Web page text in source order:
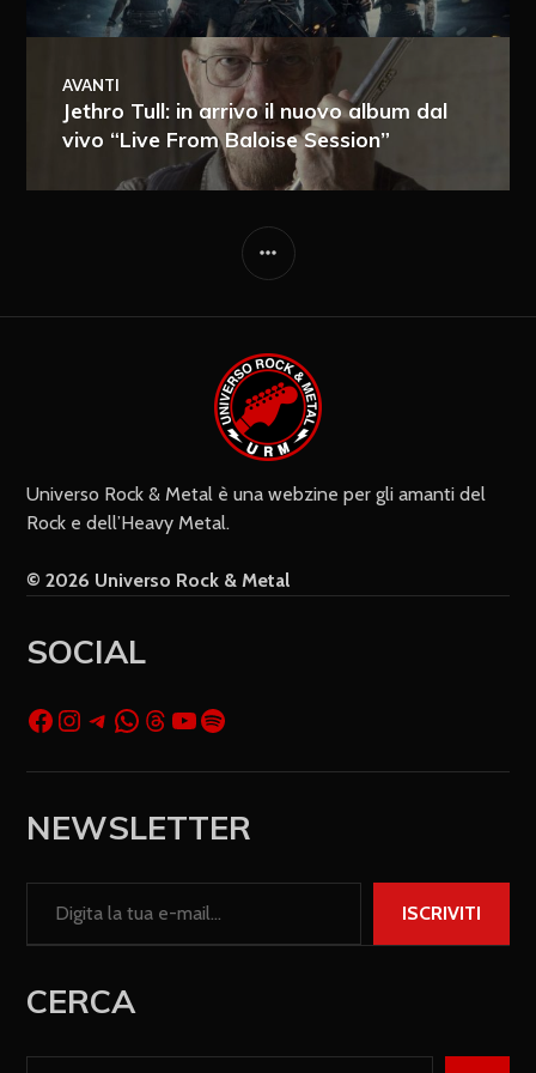
Ricevi i nuovi articoli via e-mail
Giornalmente
Ricevi i nuovi commenti via e-mail
Do il mio consenso affinché un
cookie salvi i miei dati (nome, e-mail,
sito web) per il prossimo commento.
AVANTI
Jethro Tull: in arrivo il nuovo album dal
vivo “Live From Baloise Session”
Universo Rock & Metal è una webzine per gli amanti del
Rock e dell’Heavy Metal.
© 2026 Universo Rock & Metal
SOCIAL
NEWSLETTER
ISCRIVITI
CERCA